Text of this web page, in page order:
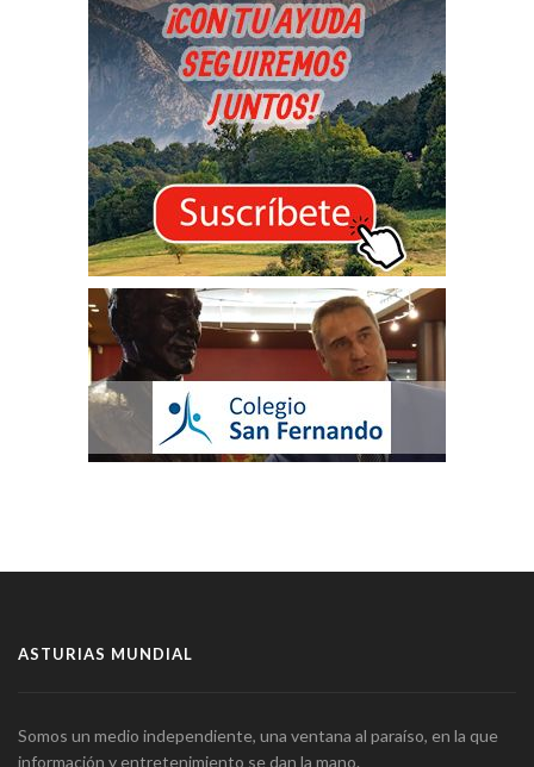
ASTURIAS MUNDIAL
Somos un medio independiente, una ventana al paraíso, en la que
información y entretenimiento se dan la mano.